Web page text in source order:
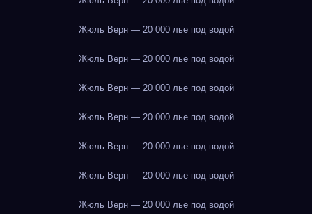
Жюль Верн — 20 000 лье под водой
Жюль Верн — 20 000 лье под водой
Жюль Верн — 20 000 лье под водой
Жюль Верн — 20 000 лье под водой
Жюль Верн — 20 000 лье под водой
Жюль Верн — 20 000 лье под водой
Жюль Верн — 20 000 лье под водой